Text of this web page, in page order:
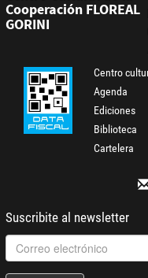
Cooperación FLOREAL
GORINI
Centro
Agenda
Ediciones
Biblioteca
Cartelera
Suscribite al newsletter